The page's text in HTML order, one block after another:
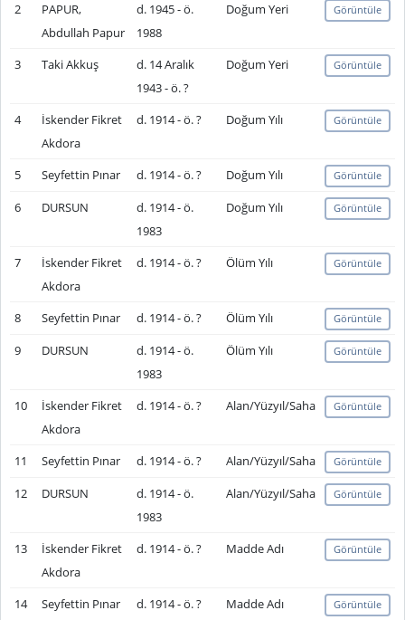
2
PAPUR,
Abdullah Papur
d. 1945 - ö.
1988
Doğum Yeri Görüntüle
3 Taki Akkuş
d. 14 Aralık
1943 - ö. ?
Doğum Yeri Görüntüle
4
İskender Fikret
Akdora
d. 1914 - ö. ? Doğum Yılı Görüntüle
5 Seyfettin Pınar d. 1914 - ö. ? Doğum Yılı Görüntüle
6 DURSUN
d. 1914 - ö.
1983
Doğum Yılı Görüntüle
7
İskender Fikret
Akdora
d. 1914 - ö. ? Ölüm Yılı Görüntüle
8 Seyfettin Pınar d. 1914 - ö. ? Ölüm Yılı Görüntüle
9 DURSUN
d. 1914 - ö.
1983
Ölüm Yılı Görüntüle
10
İskender Fikret
Akdora
d. 1914 - ö. ? Alan/Yüzyıl/Saha Görüntüle
11 Seyfettin Pınar d. 1914 - ö. ? Alan/Yüzyıl/Saha Görüntüle
12 DURSUN
d. 1914 - ö.
1983
Alan/Yüzyıl/Saha Görüntüle
13
İskender Fikret
Akdora
d. 1914 - ö. ? Madde Adı Görüntüle
14 Seyfettin Pınar d. 1914 - ö. ? Madde Adı Görüntüle